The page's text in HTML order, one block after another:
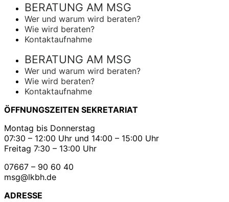
BERATUNG AM MSG
Wer und warum wird beraten?
Wie wird beraten?
Kontaktaufnahme
BERATUNG AM MSG
Wer und warum wird beraten?
Wie wird beraten?
Kontaktaufnahme
ÖFFNUNGSZEITEN SEKRETARIAT
Montag bis Donnerstag
07:30 – 12:00 Uhr und 14:00 – 15:00 Uhr
Freitag 7:30 – 13:00 Uhr
07667 – 90 60 40
msg@lkbh.de
ADRESSE